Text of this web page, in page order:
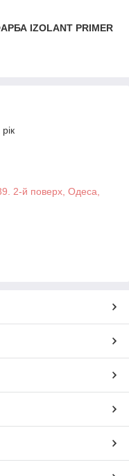
IZOLANT PRIMER
2-й поверх, Одеса,